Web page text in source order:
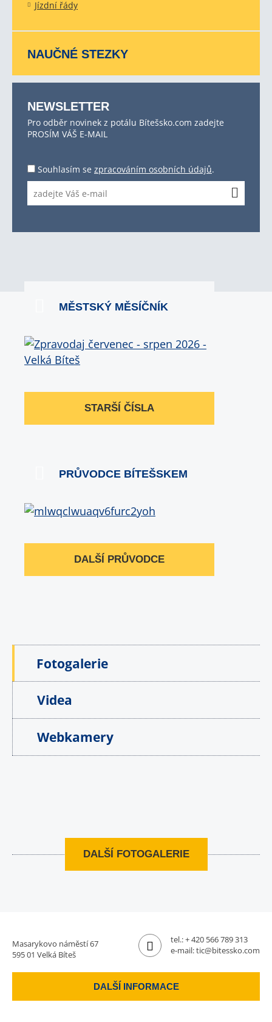
Jízdní řády
NAUČNÉ STEZKY
NEWSLETTER
Pro odběr novinek z potálu Bítešsko.com zadejte
PROSÍM VÁŠ E-MAIL
Souhlasím se zpracováním osobních údajů.
MĚSTSKÝ MĚSÍČNÍK
STARŠÍ ČÍSLA
PRŮVODCE BÍTEŠSKEM
DALŠÍ PRŮVODCE
Fotogalerie
Videa
Webkamery
DALŠÍ FOTOGALERIE
Masarykovo náměstí 67
595 01 Velká Bíteš
tel.:+ 420 566 789 313
e-mail:tic@bitessko.com
DALŠÍ INFORMACE